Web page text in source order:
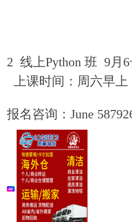
2 线上Python 班 9月
上课时间：周六早上
报名咨询：June